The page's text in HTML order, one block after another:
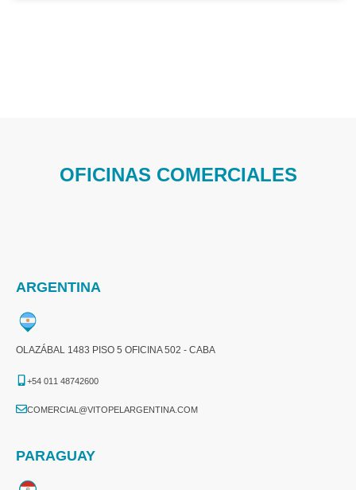
OFICINAS COMERCIALES
ARGENTINA
OLAZÁBAL 1483 PISO 5 OFICINA 502 - CABA
+54 011 48742600​
COMERCIAL@VITOPELARGENTINA.COM​
PARAGUAY